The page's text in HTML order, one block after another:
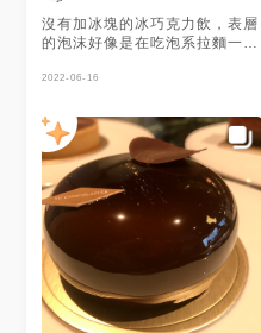
沒有加冰塊的冰巧克力飲，表層
的泡沫好像是在吃泡系拉麵一
多，呈現的方式好像西式冷湯，
- 栗子塔裡面有加一點酒提味，
不過那個酒氣有點刺鼻但不影響
太多，正中間的夾餡是馬林糖的
感覺，乾爽脆口，栗子泥的口感
濃郁，包覆著內餡的編排也相當
耗工，表層有少許糖漬栗子、金
箔點綴著，底部的塔皮雖然酥
脆，但是切起來也是容易的。
2022-06-16